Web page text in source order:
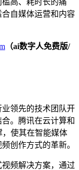
自媒体运营和内容
（ai数字人免费版/
领先的技术团队开
。腾讯在云计算和
使其在智能媒体
创作方式的革新。
频解决方案，通过